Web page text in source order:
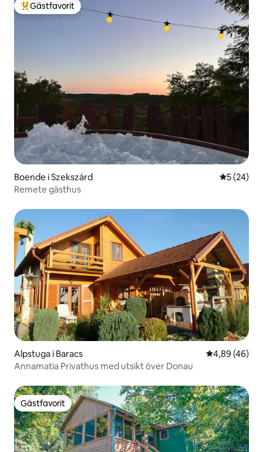
Populär gästfavorit
Gästfavorit
Boende i Szekszárd 5 av 5 i
5 (24)
Remete gästhus
Alpstuga i Baracs 4,89 av 5 i
4,89 (46)
Annamatia Privathus med utsikt över Donau
Gästfavorit
Gästfavorit